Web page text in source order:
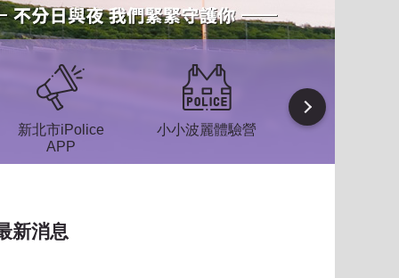
新北市iPolice
APP
小小波麗體驗營
防空疏散避難
新消息